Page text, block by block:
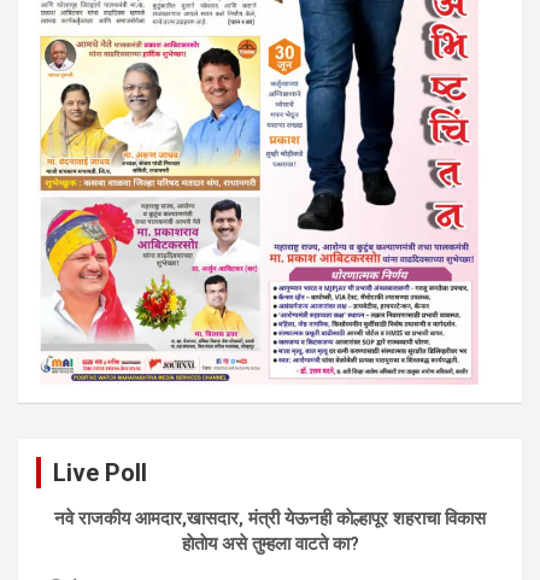
Live Poll
नवे राजकीय आमदार,खासदार, मंत्री येऊनही काेल्हापूर शहराचा विकास
हाेताेय असे तुम्हला वाटते का?